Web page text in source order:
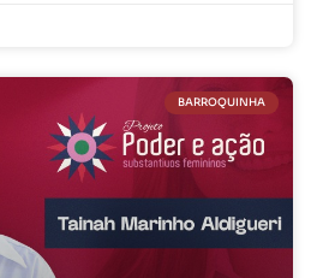
BARROQUINHA